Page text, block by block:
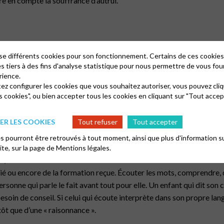
visiteurs dans une paroisse ou à l’hôpital ont pourtant à
est en jeu semble relever de la nature de l’écoute.
où, devant la force de ce qu’une personne partageait avec
profitable à son interlocuteur. Une vraie rencontre était née de
sa vocation à son moniteur d’école biblique, qui avait répondu
ou d’une compréhension particulière.
d’un ressenti ou d’une souffrance suscite habituellement des
ou encore de la formation reçue. Écouter les mots,
qui parle le fait avant tout pour elle. Un enfant qui dit son
de conseil. Si celui qui écoute interprète dans son propre
que d’une « raisonnance ».
différents cookies pour son fonctionnement. Certains de ces
tiers à des fins d'analyse statistique pour nous permettre de vous
configurer les cookies que vous souhaitez autoriser, vous pouvez
cookies", ou bien accepter tous les cookies en cliquant sur "Tout
LES COOKIES
Tout refuser
Tout accepter
pourront être retrouvés à tout moment, ainsi que plus d'information
sur la page deMentions légales.